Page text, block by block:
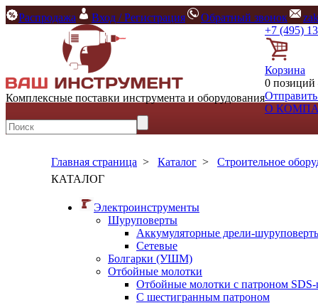
Распродажа Вход / Регистрация Обратный звонок
Комплексные поставки инструмента и оборудования
+7 (495)
Корзина
0 позиций
Отправить
О
Главная страница > Каталог > Строительное
КАТАЛОГ
Электроинструменты
Шуруповерты
Аккумуляторные дрели-
Сетевые
Болгарки (УШМ)
Отбойные молотки
Отбойные молотки с патроном SDS-
С шестигранным патроном